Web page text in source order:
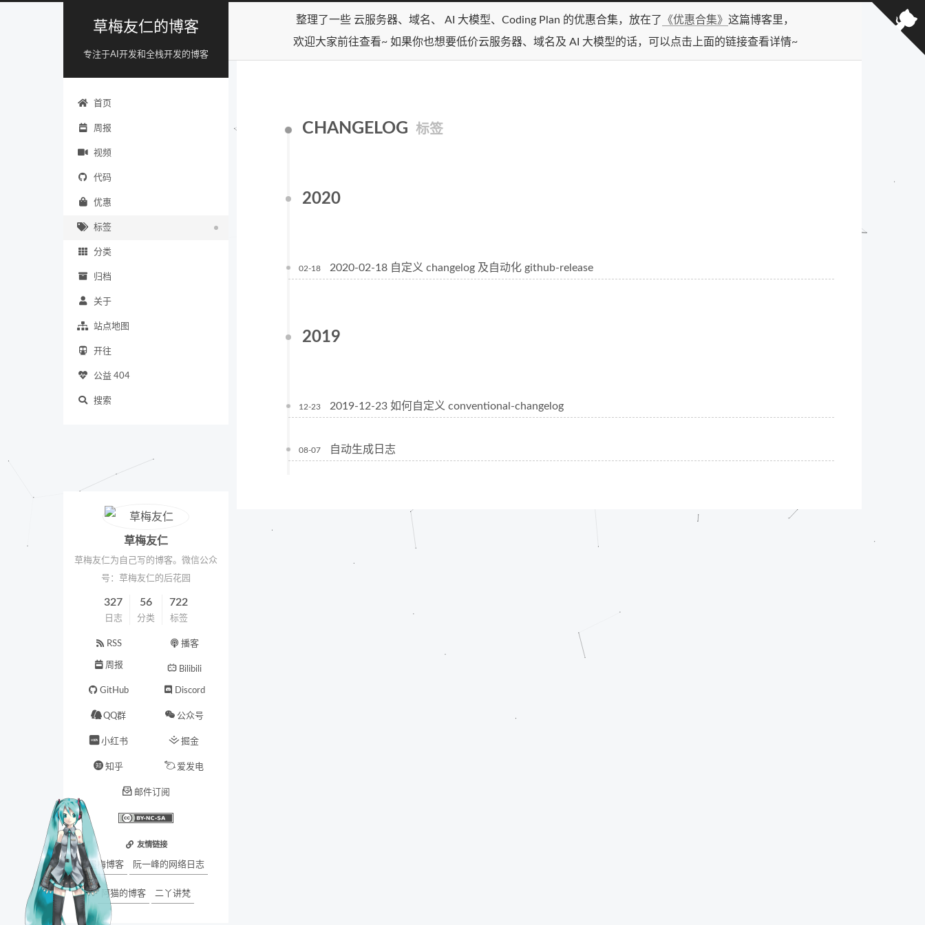
整理了一些 云服务器、域名、 AI 大模型、Coding Plan 的优惠合集，放在了 《优惠合集》 这篇博客里，
欢迎大家前往查看~ 如果你也想要低价云服务器、域名及 AI 大模型的话，可以点击上面的链接查看详情~
草梅友仁的博客
专注于AI开发和全栈开发的博客
首页
周报
视频
代码
优惠
标签
分类
归档
关于
站点地图
开往
公益 404
搜索
CHANGELOG 标签
2020
02-18 2020-02-18 自定义 changelog 及自动化 github-release
2019
12-23 2019-12-23 如何自定义 conventional-changelog
08-07 自动生成日志
草梅友仁
草梅友仁为自己写的博客。微信公众
号：草梅友仁的后花园
327
日志
56
分类
722
标签
RSS 播客
周报 Bilibili
GitHub Discord
QQ群 公众号
小红书 掘金
知乎 爱发电
邮件订阅
友情链接
墨梅博客 阮一峰的网络日志
阿猫的博客 二丫讲梵